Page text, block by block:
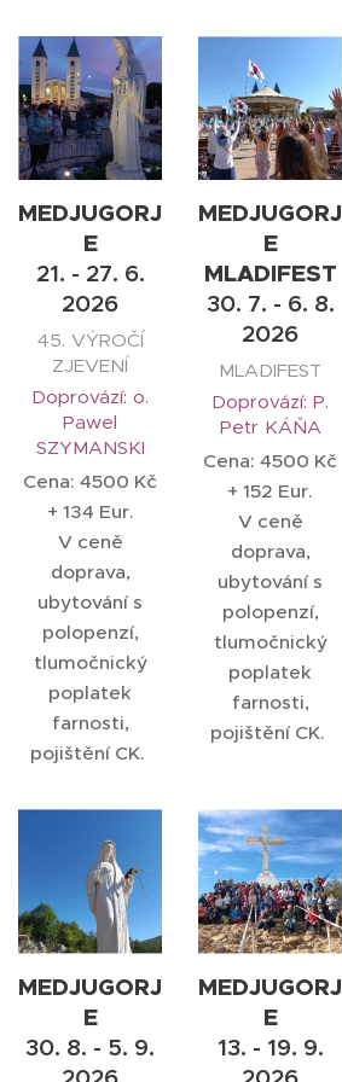
MEDJUGORJ
E
21. - 27. 6.
2026
45. VÝROČÍ
ZJEVENÍ
Doprovází: o.
Pawel
SZYMANSKI
Cena: 4500 Kč
+ 134 Eur.
V ceně
doprava,
ubytování s
polopenzí,
tlumočnický
poplatek
farnosti,
pojištění CK.
MEDJUGORJ
E
MLADIFEST
30. 7. - 6. 8.
2026
MLADIFEST
Doprovází: P.
Petr KÁŇA
Cena: 4500 Kč
+ 152 Eur.
V ceně
doprava,
ubytování s
polopenzí,
tlumočnický
poplatek
farnosti,
pojištění CK.
MEDJUGORJ
E
30. 8. - 5. 9.
MEDJUGORJ
E
13. - 19. 9.